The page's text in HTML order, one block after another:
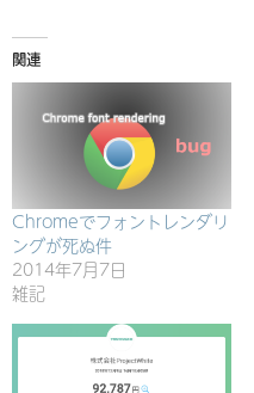
関連
Chromeでフォントレンダリ
ングが死ぬ件
2014年7月7日
雑記